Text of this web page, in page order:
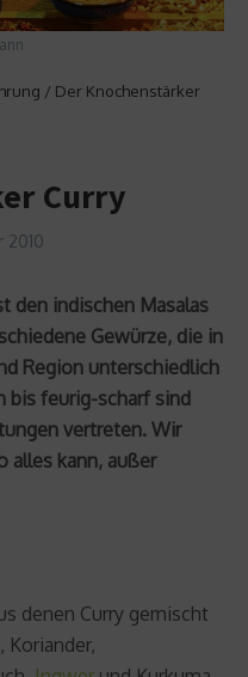
/ Der Knochenstärker
Curry
2010
den indischen Masalas
Gewürze, die in
Region unterschiedlich
bis feurig-scharf sind
vertreten. Wir
alles kann, außer
denen Curry gemischt
Koriander,